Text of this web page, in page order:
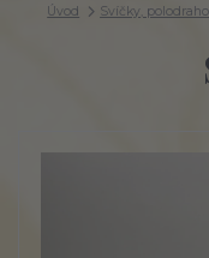
Úvod Svíčky,